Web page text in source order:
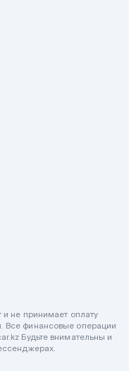
и не принимает оплату
Все финансовые операции
Будьте внимательны и